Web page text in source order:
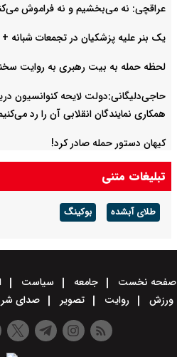
عراقچی: نه می‌بخشیم و نه فراموش
یک بنر علیه پزشکیان در تجمعات
لحظه حمله به بیت رهبری به روایت
حاجی‌دلیگانی:دولت لایحه کنوانسیون
همکاری نمایندگان انقلابی آن را رد
کیهان دستور حمله صادر کرد!
تبلیغات متنی
طلای آبشده بوکینگ
صفحه نخست جامعه سیاست
ورزش
روایت تصویر صدای